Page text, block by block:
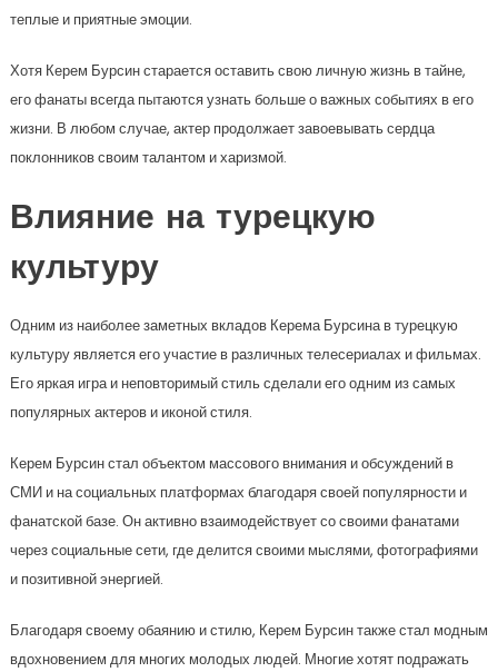
теплые и приятные эмоции.
Хотя Керем Бурсин старается оставить свою личную жизнь в тайне,
его фанаты всегда пытаются узнать больше о важных событиях в его
жизни. В любом случае, актер продолжает завоевывать сердца
поклонников своим талантом и харизмой.
Влияние на турецкую
культуру
Одним из наиболее заметных вкладов Керема Бурсина в турецкую
культуру является его участие в различных телесериалах и фильмах.
Его яркая игра и неповторимый стиль сделали его одним из самых
популярных актеров и иконой стиля.
Керем Бурсин стал объектом массового внимания и обсуждений в
СМИ и на социальных платформах благодаря своей популярности и
фанатской базе. Он активно взаимодействует со своими фанатами
через социальные сети, где делится своими мыслями, фотографиями
и позитивной энергией.
Благодаря своему обаянию и стилю, Керем Бурсин также стал модным
вдохновением для многих молодых людей. Многие хотят подражать